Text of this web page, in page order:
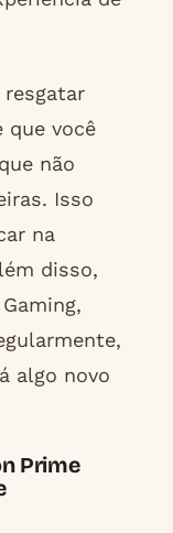
resgatar
que você
não
Isso
na
disso,
algo novo
Prime